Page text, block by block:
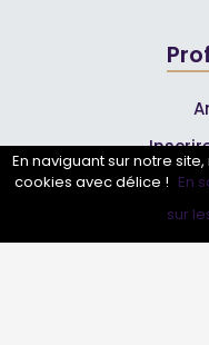
Annuaire Pro
Les
En naviguant sur notre
cookies avec délice ! En
sur